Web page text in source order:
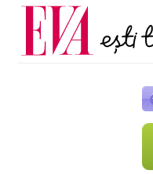
Carieră
Actualitate